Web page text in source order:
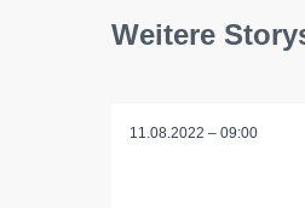
Weitere
11.08.2022 – 09:00